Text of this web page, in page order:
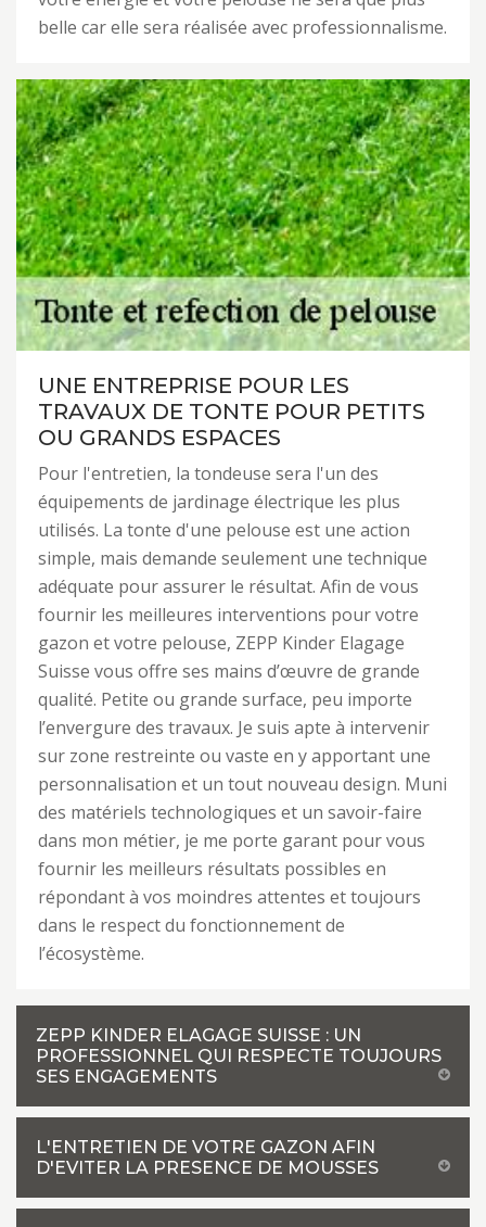
belle car elle sera réalisée avec professionnalisme.
UNE ENTREPRISE POUR LES
TRAVAUX DE TONTE POUR PETITS
OU GRANDS ESPACES
Pour l'entretien, la tondeuse sera l'un des
équipements de jardinage électrique les plus
utilisés. La tonte d'une pelouse est une action
simple, mais demande seulement une technique
adéquate pour assurer le résultat. Afin de vous
fournir les meilleures interventions pour votre
gazon et votre pelouse, ZEPP Kinder Elagage
Suisse vous offre ses mains d’œuvre de grande
qualité. Petite ou grande surface, peu importe
l’envergure des travaux. Je suis apte à intervenir
sur zone restreinte ou vaste en y apportant une
personnalisation et un tout nouveau design. Muni
des matériels technologiques et un savoir-faire
dans mon métier, je me porte garant pour vous
fournir les meilleurs résultats possibles en
répondant à vos moindres attentes et toujours
dans le respect du fonctionnement de
l’écosystème.
ZEPP KINDER ELAGAGE SUISSE : UN
PROFESSIONNEL QUI RESPECTE TOUJOURS
SES ENGAGEMENTS
L'ENTRETIEN DE VOTRE GAZON AFIN
D'EVITER LA PRESENCE DE MOUSSES